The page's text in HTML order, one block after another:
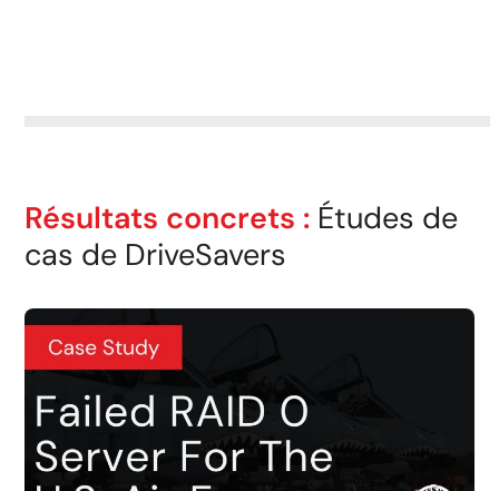
Résultats concrets : Études de
cas de DriveSavers